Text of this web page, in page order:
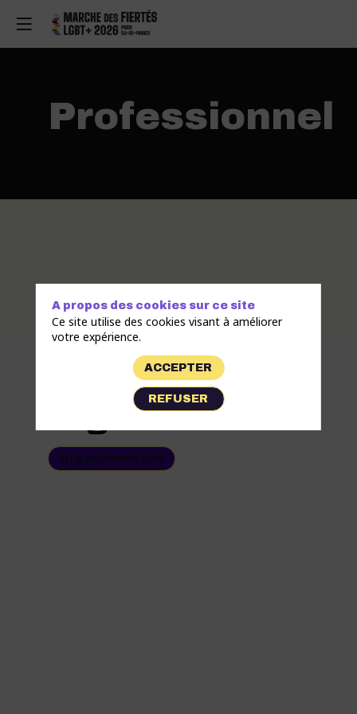
Professionnel
Organismes
Organismes liés
A propos des cookies sur ce site
Ce site utilise des cookies visant à améliorer
votre expérience.
ACCEPTER
REFUSER